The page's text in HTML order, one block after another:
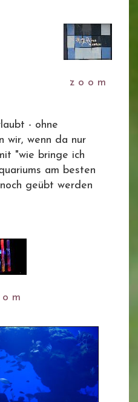
z o o m
- ohne
wir, wenn da nur
"wie bringe ich
am besten
geübt werden
o m